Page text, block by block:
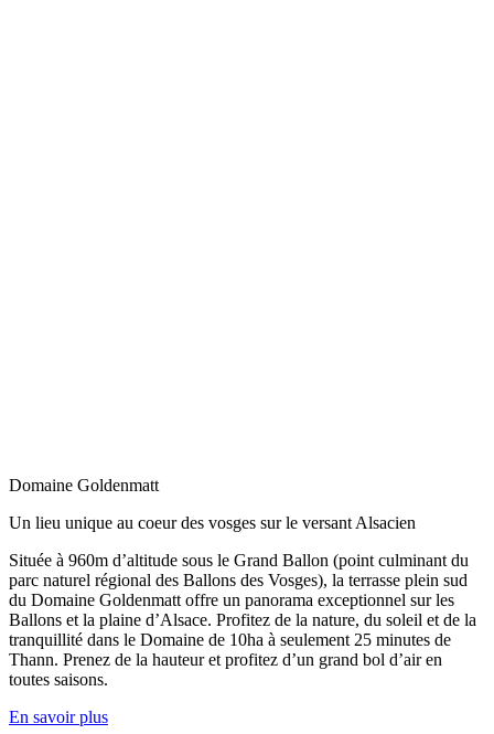
Domaine Goldenmatt
Un lieu unique au coeur des vosges sur le versant Alsacien
Située à 960m d’altitude sous le Grand Ballon (point culminant du
parc naturel régional des Ballons des Vosges), la terrasse plein sud
du Domaine Goldenmatt offre un panorama exceptionnel sur les
Ballons et la plaine d’Alsace. Profitez de la nature, du soleil et de la
tranquillité dans le Domaine de 10ha à seulement 25 minutes de
Thann. Prenez de la hauteur et profitez d’un grand bol d’air en
toutes saisons.
En savoir plus